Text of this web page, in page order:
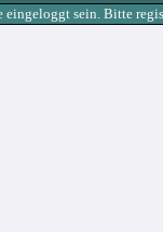
eingeloggt sein. Bitte